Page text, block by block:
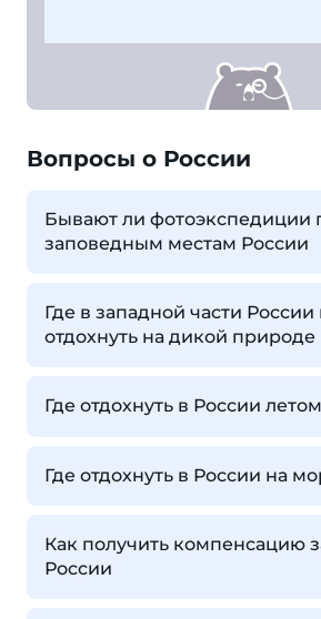
Вопросы о России
Бывают ли фотоэкспедиции
заповедным местам России
Где в западной части
отдохнуть на дикой природе
Где отдохнуть в России летом
Где отдохнуть в России на
Как получить компенсацию
России